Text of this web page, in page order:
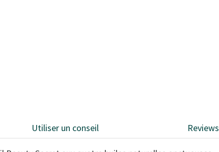
Utiliser un conseil Reviews